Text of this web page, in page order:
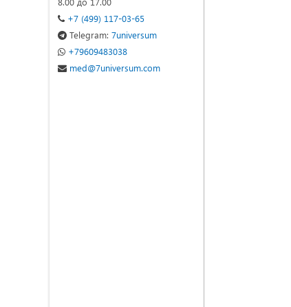
+7 (499) 117-03-65
Telegram: 7universum
+79609483038
med@7universum.com